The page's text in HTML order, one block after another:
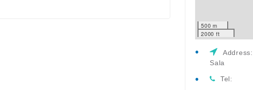
500 m
2000 ft
Address:
Sala
Tel: